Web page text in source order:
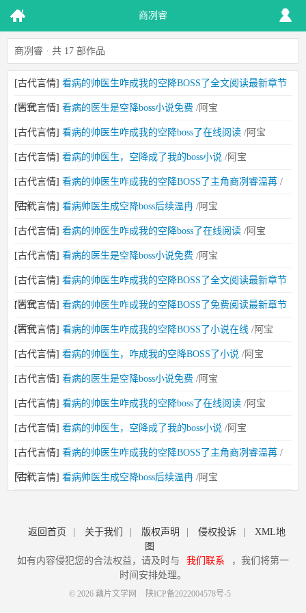
商冽睿
商冽睿 · 共 17 部作品
[古代言情] 看病的帅医生咋成我的空降BOSS了全文阅读最新章节
/阿宝
[古代言情] 看病的医生是空降boss小说免费 /阿宝
[古代言情] 看病的帅医生咋成我的空降boss了在线阅读 /阿宝
[古代言情] 看病的帅医生，空降成了我的boss小说 /阿宝
[古代言情] 看病的帅医生咋成我的空降BOSS了主角商冽睿温苒 /
阿宝
[古代言情] 看病帅医生成空降boss后续温冉 /阿宝
[古代言情] 看病的帅医生咋成我的空降boss了在线阅读 /阿宝
[古代言情] 看病的医生是空降boss小说免费 /阿宝
[古代言情] 看病的帅医生咋成我的空降BOSS了全文阅读最新章节
/阿宝
[古代言情] 看病的帅医生咋成我的空降BOSS了免费阅读最新章节
/阿宝
[古代言情] 看病的帅医生咋成我的空降BOSS了小说在线 /阿宝
[古代言情] 看病的帅医生，咋成我的空降BOSS了小说 /阿宝
[古代言情] 看病的医生是空降boss小说免费 /阿宝
[古代言情] 看病的帅医生咋成我的空降boss了在线阅读 /阿宝
[古代言情] 看病的帅医生，空降成了我的boss小说 /阿宝
[古代言情] 看病的帅医生咋成我的空降BOSS了主角商冽睿温苒 /
阿宝
[古代言情] 看病帅医生成空降boss后续温冉 /阿宝
返回首页 关于我们 版权声明 侵权投诉
XML地
图
如有内容侵犯您的合法权益，请及时与
我们联系
，我们将第一
时间安排处理。
© 2026 藕片文学网 陕ICP备2022004578号-5